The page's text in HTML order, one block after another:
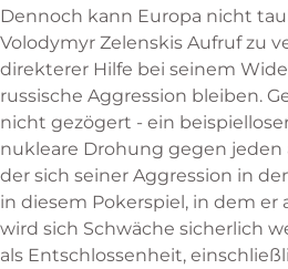
Dennoch kann Europa nicht
Volodymyr Zelenskis Aufruf zu
direkterer Hilfe bei seinem
russische Aggression bleiben.
nicht gezögert - ein
nukleare Drohung gegen jeden
der sich seiner Aggression in
in diesem Pokerspiel, in dem er
wird sich Schwäche sicherlich
als Entschlossenheit,